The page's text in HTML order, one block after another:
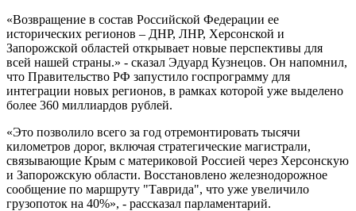
«Возвращение в состав Российской Федерации ее
исторических регионов – ДНР, ЛНР, Херсонской и
Запорожской областей открывает новые перспективы для
всей нашей страны.» - сказал Эдуард Кузнецов. Он напомнил,
что Правительство РФ запустило госпрограмму для
интеграции новых регионов, в рамках которой уже выделено
более 360 миллиардов рублей.
«Это позволило всего за год отремонтировать тысячи
километров дорог, включая стратегические магистрали,
связывающие Крым с материковой Россией через Херсонскую
и Запорожскую области. Восстановлено железнодорожное
сообщение по маршруту "Таврида", что уже увеличило
грузопоток на 40%», - рассказал парламентарий.